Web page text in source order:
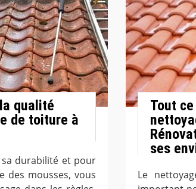
qualité
de toiture à
durabilité et pour
des mousses, vous
Tout
ses
Le